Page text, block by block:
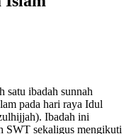
satu ibadah sunnah
pada hari raya Idul
Ibadah ini
SWT sekaligus mengikuti